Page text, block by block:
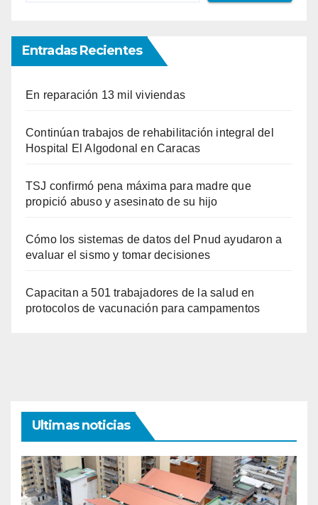
Entradas Recientes
En reparación 13 mil viviendas
Continúan trabajos de rehabilitación integral del
Hospital El Algodonal en Caracas
TSJ confirmó pena máxima para madre que
propició abuso y asesinato de su hijo
Cómo los sistemas de datos del Pnud ayudaron a
evaluar el sismo y tomar decisiones
Capacitan a 501 trabajadores de la salud en
protocolos de vacunación para campamentos
Ultimas noticias